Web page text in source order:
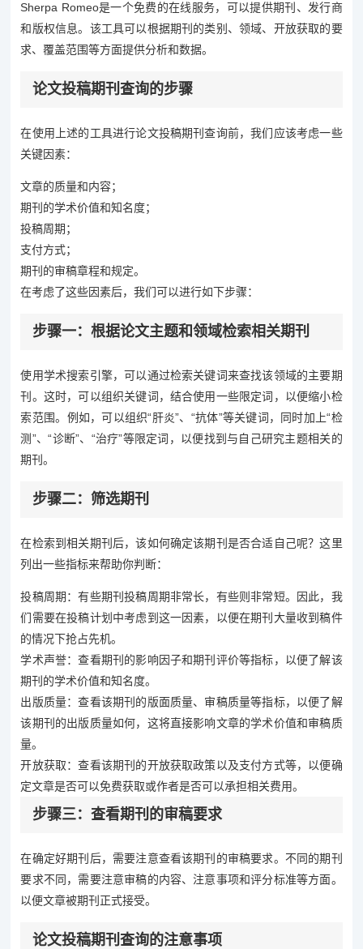
Sherpa Romeo是一个免费的在线服务，可以提供期刊、发行商
和版权信息。该工具可以根据期刊的类别、领域、开放获取的要
求、覆盖范围等方面提供分析和数据。
论文投稿期刊查询的步骤
在使用上述的工具进行论文投稿期刊查询前，我们应该考虑一些
关键因素：
文章的质量和内容；
期刊的学术价值和知名度；
投稿周期；
支付方式；
期刊的审稿章程和规定。
在考虑了这些因素后，我们可以进行如下步骤：
步骤一：根据论文主题和领域检索相关期刊
使用学术搜索引擎，可以通过检索关键词来查找该领域的主要期
刊。这时，可以组织关键词，结合使用一些限定词，以便缩小检
索范围。例如，可以组织“肝炎”、“抗体”等关键词，同时加上“检
测”、“诊断”、“治疗”等限定词，以便找到与自己研究主题相关的
期刊。
步骤二：筛选期刊
在检索到相关期刊后，该如何确定该期刊是否合适自己呢？这里
列出一些指标来帮助你判断：
投稿周期：有些期刊投稿周期非常长，有些则非常短。因此，我
们需要在投稿计划中考虑到这一因素，以便在期刊大量收到稿件
的情况下抢占先机。
学术声誉：查看期刊的影响因子和期刊评价等指标，以便了解该
期刊的学术价值和知名度。
出版质量：查看该期刊的版面质量、审稿质量等指标，以便了解
该期刊的出版质量如何，这将直接影响文章的学术价值和审稿质
量。
开放获取：查看该期刊的开放获取政策以及支付方式等，以便确
定文章是否可以免费获取或作者是否可以承担相关费用。
步骤三：查看期刊的审稿要求
在确定好期刊后，需要注意查看该期刊的审稿要求。不同的期刊
要求不同，需要注意审稿的内容、注意事项和评分标准等方面。
以便文章被期刊正式接受。
论文投稿期刊查询的注意事项